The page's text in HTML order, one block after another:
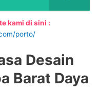
kami di sini :
porto/
Desain
Barat Daya